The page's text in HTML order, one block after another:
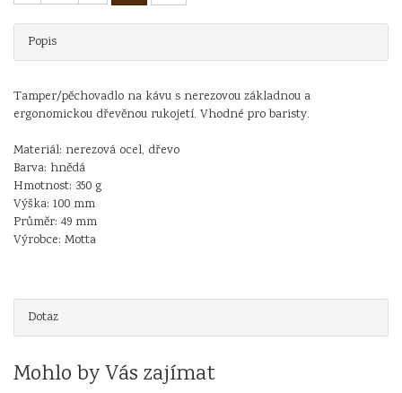
Popis
Tamper/pěchovadlo na kávu s nerezovou základnou a
ergonomickou dřevěnou rukojetí. Vhodné pro baristy.
Materiál: nerezová ocel, dřevo
Barva: hnědá
Hmotnost: 350 g
Výška: 100 mm
Průměr: 49 mm
Výrobce: Motta
Dotaz
Mohlo by Vás zajímat